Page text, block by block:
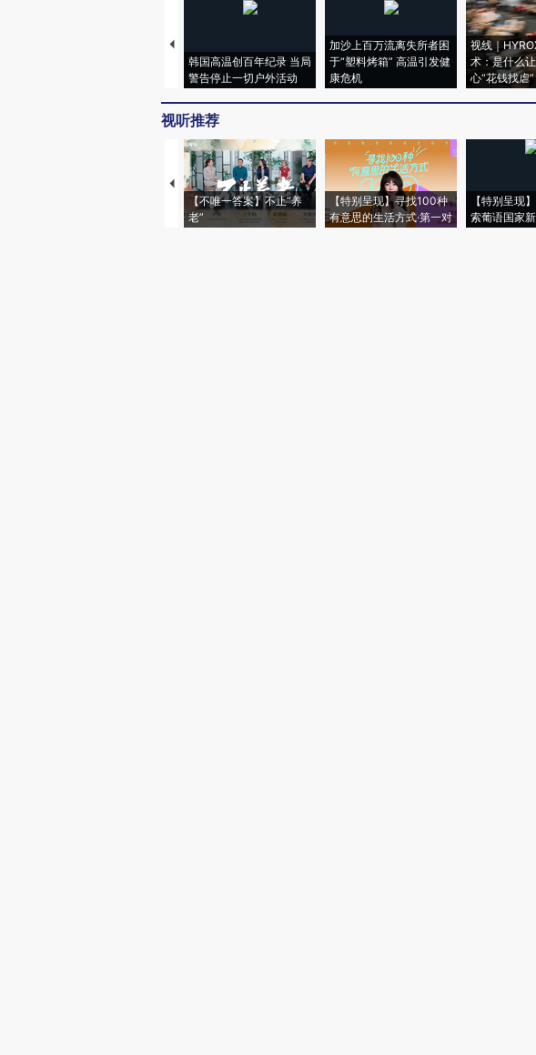
韩国高温创百年纪录 当局
警告停止一切户外活动
加沙上百万流离失所者困
于“塑料烤箱” 高温引发健
康危机
视线｜
术：是什么
心“花钱找虐”
视听推荐
【不唯一答案】不止“养
老”
【特别呈现】寻找100种
有意思的生活方式·第一对
【特别呈现
索葡语国家